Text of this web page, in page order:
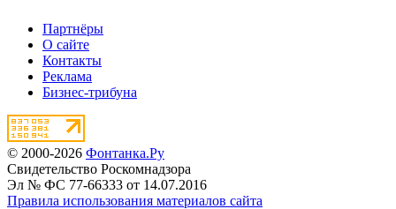
Партнёры
О сайте
Контакты
Реклама
Бизнес-трибуна
© 2000-2026 Фонтанка.Ру
Свидетельство Роскомнадзора
Эл № ФС 77-66333 от 14.07.2016
Правила использования материалов сайта